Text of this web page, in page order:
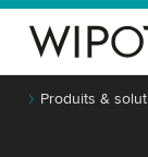
Produits &